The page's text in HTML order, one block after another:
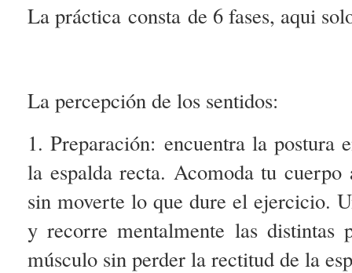
La práctica consta de 6 fases, aqui
La percepción de los sentidos:
1. Preparación: encuentra la postura
la espalda recta. Acomoda tu
sin moverte lo que dure el ejercicio.
y recorre mentalmente las distintas
músculo sin perder la rectitud de la